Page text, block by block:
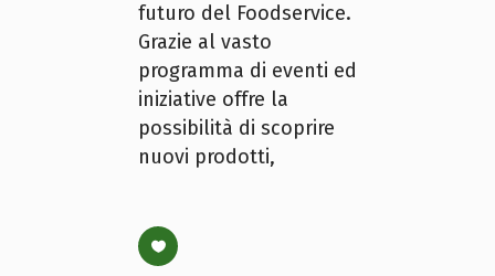
futuro del Foodservice.
Grazie al vasto
programma di eventi ed
iniziative offre la
possibilità di scoprire
nuovi prodotti,